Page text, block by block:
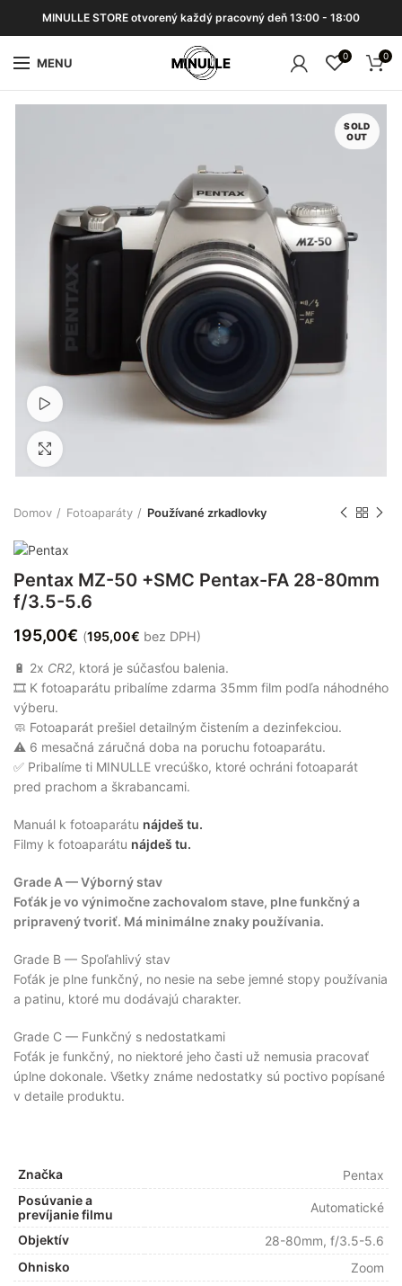
MINULLE STORE otvorený každý pracovný deň 13:00 - 18:00
MENU 0 0
SOLD
OUT
Domov Fotoaparáty Používané zrkadlovky
Pentax MZ-50 +SMC Pentax-FA 28-80mm
f/3.5-5.6
195,00€ (195,00€ bez DPH)
🔋 2x CR2, ktorá je súčasťou balenia.
🎞 K fotoaparátu pribalíme zdarma 35mm film podľa náhodného
výberu.
🧼 Fotoaparát prešiel detailným čistením a dezinfekciou.
⚠️ 6 mesačná záručná doba na poruchu fotoaparátu.
✅ Pribalíme ti MINULLE vrecúško, ktoré ochráni fotoaparát
pred prachom a škrabancami.
Manuál k fotoaparátu nájdeš tu.
Filmy k fotoaparátu nájdeš tu.
Grade A — Výborný stav
Foťák je vo výnimočne zachovalom stave, plne funkčný a
pripravený tvoriť. Má minimálne znaky používania.
Grade B — Spoľahlivý stav
Foťák je plne funkčný, no nesie na sebe jemné stopy používania
a patinu, ktoré mu dodávajú charakter.
Grade C — Funkčný s nedostatkami
Foťák je funkčný, no niektoré jeho časti už nemusia pracovať
úplne dokonale. Všetky známe nedostatky sú poctivo popísané
v detaile produktu.
Značka
Pentax
Posúvanie a
prevíjanie filmu
Automatické
Objektív
28-80mm, f/3.5-5.6
Ohnisko
Zoom